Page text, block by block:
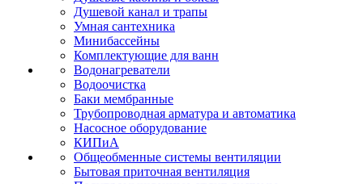
Душевой канал и трапы
Умная сантехника
Минибассейны
Комплектующие для ванн
Водонагреватели
Водоочистка
Баки мембранные
Трубопроводная арматура и автоматика
Насосное оборудование
КИПиА
Общеобменные системы вентиляции
Бытовая приточная вентиляция